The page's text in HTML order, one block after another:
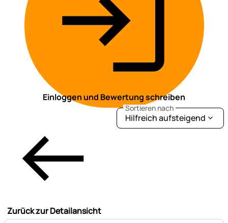
Einloggen und Bewertung schreiben
Zurück zur Detailansicht
Sortieren nach
Hilfreich aufsteigend